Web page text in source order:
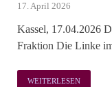
17. April 2026
Kassel, 17.04.2026
Fraktion Die Linke
WEITERLESEN